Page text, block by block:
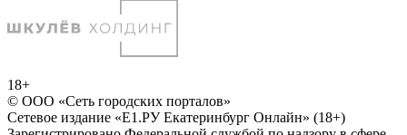
18+
© ООО «Сеть городских порталов»
Сетевое издание «Е1.РУ Екатеринбург Онлайн» (18+)